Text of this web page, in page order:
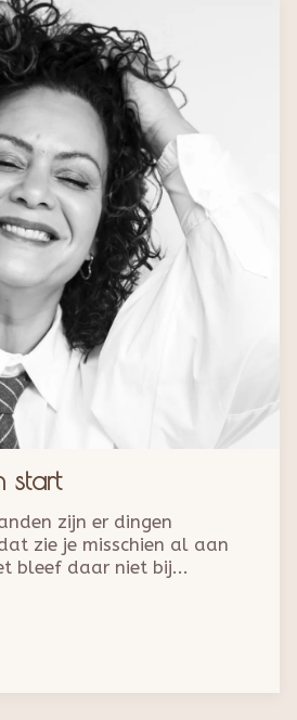
start
zijn er dingen
zie je misschien al aan
bleef daar niet bij...